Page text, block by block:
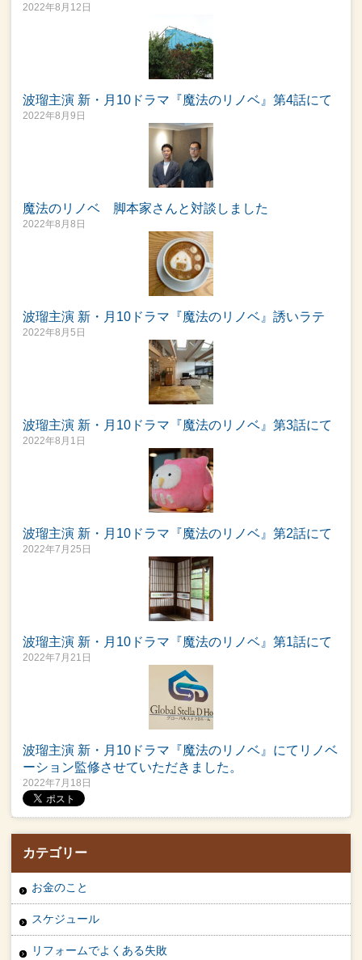
2022年8月12日
波瑠主演 新・月10ドラマ『魔法のリノベ』第4話にて
2022年8月9日
魔法のリノベ 脚本家さんと対談しました
2022年8月8日
波瑠主演 新・月10ドラマ『魔法のリノベ』誘いラテ
2022年8月5日
波瑠主演 新・月10ドラマ『魔法のリノベ』第3話にて
2022年8月1日
波瑠主演 新・月10ドラマ『魔法のリノベ』第2話にて
2022年7月25日
波瑠主演 新・月10ドラマ『魔法のリノベ』第1話にて
2022年7月21日
波瑠主演 新・月10ドラマ『魔法のリノベ』にてリノベ
ーション監修させていただきました。
2022年7月18日
カテゴリー
お金のこと
スケジュール
リフォームでよくある失敗